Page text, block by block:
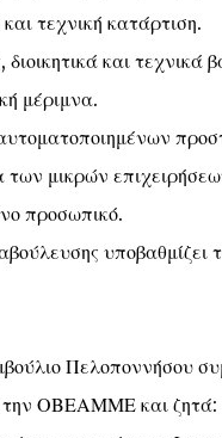
τεχνική κατάρτιση.
και τεχνικά
μέριμνα.
των μικρών
προσωπικό.
Πελοποννήσου
ΟΒΕΑΜΜΕ και ζητά: